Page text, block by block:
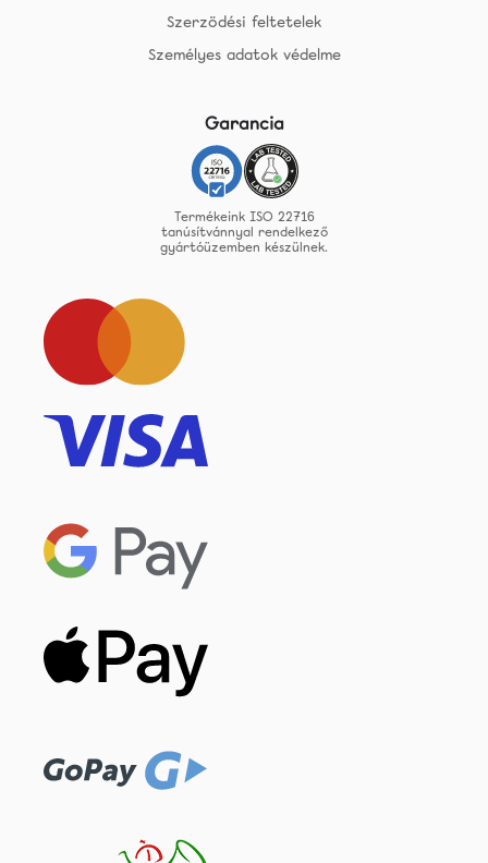
Szerzödési feltetelek
Személyes adatok védelme
Garancia
Termékeink ISO 22716
tanúsítvánnyal rendelkező
gyártóüzemben készülnek.